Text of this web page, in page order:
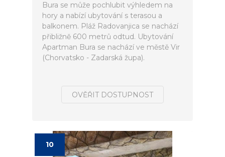
Bura se může pochlubit výhledem na
hory a nabízí ubytování s terasou a
balkonem. Pláž Radovanjica se nachází
přibližně 600 metrů odtud. Ubytování
Apartman Bura se nachází ve městě Vir
(Chorvatsko - Zadarská župa).
OVĚŘIT DOSTUPNOST
10